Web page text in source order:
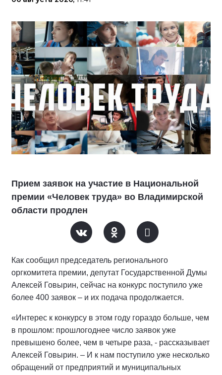
Прием заявок на участие в Национальной
премии «Человек труда» во Владимирской
области продлен
Как сообщил председатель регионального
оргкомитета премии, депутат Государственной Думы
Алексей Говырин, сейчас на конкурс поступило уже
более 400 заявок – и их подача продолжается.
«Интерес к конкурсу в этом году гораздо больше, чем
в прошлом: прошлогоднее число заявок уже
превышено более, чем в четыре раза, - рассказывает
Алексей Говырин. – И к нам поступило уже несколько
обращений от предприятий и муниципальных